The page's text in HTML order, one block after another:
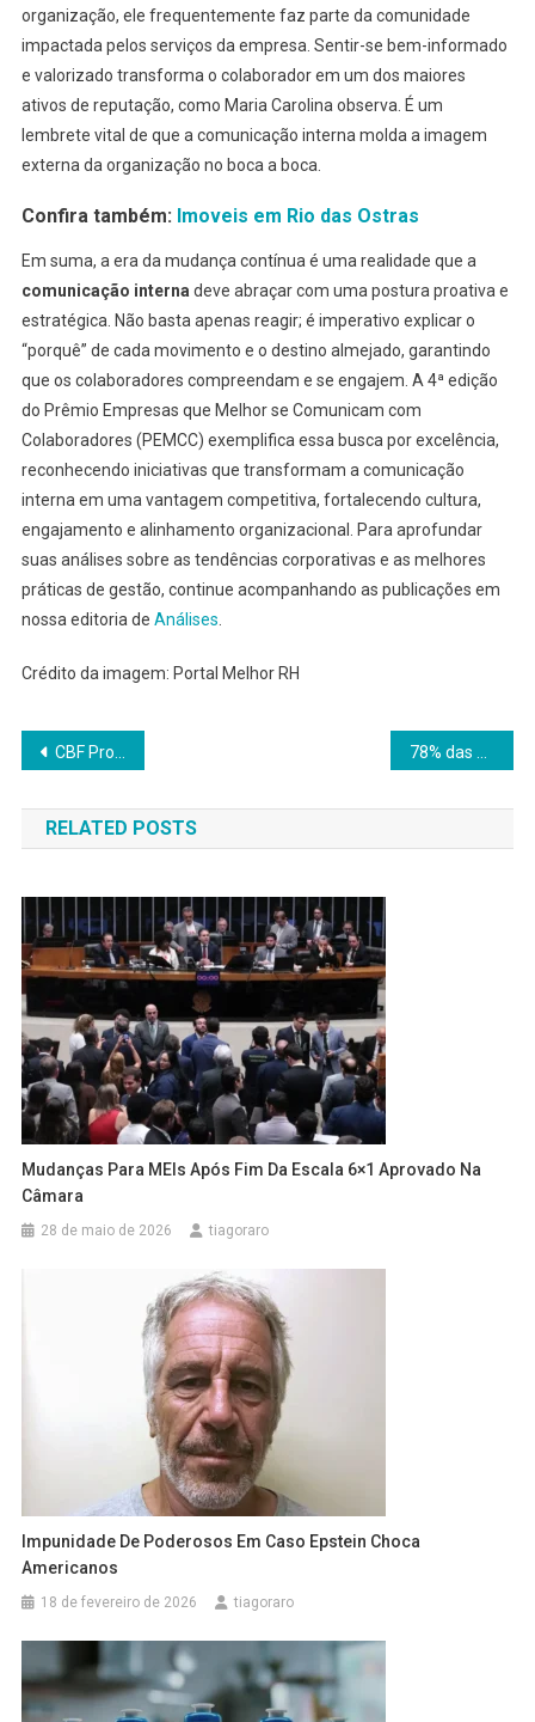
organização, ele frequentemente faz parte da comunidade
impactada pelos serviços da empresa. Sentir-se bem-informado
e valorizado transforma o colaborador em um dos maiores
ativos de reputação, como Maria Carolina observa. É um
lembrete vital de que a comunicação interna molda a imagem
externa da organização no boca a boca.
Confira também: Imoveis em Rio das Ostras
Em suma, a era da mudança contínua é uma realidade que a
comunicação interna deve abraçar com uma postura proativa e
estratégica. Não basta apenas reagir; é imperativo explicar o
“porquê” de cada movimento e o destino almejado, garantindo
que os colaboradores compreendam e se engajem. A 4ª edição
do Prêmio Empresas que Melhor se Comunicam com
Colaboradores (PEMCC) exemplifica essa busca por excelência,
reconhecendo iniciativas que transformam a comunicação
interna em uma vantagem competitiva, fortalecendo cultura,
engajamento e alinhamento organizacional. Para aprofundar
suas análises sobre as tendências corporativas e as melhores
práticas de gestão, continue acompanhando as publicações em
nossa editoria de Análises
Crédito da imagem: Portal Melhor RH
Navegação
de
Post
CBF Protesta na Fifa Contra Gol Anulado de Vini Jr.
RELATED POSTS
Mudanças Para MEIs Após Fim Da Escala 6×1 Aprovado Na
Câmara
28 de maio de 2026 tiagoraro
Impunidade De Poderosos Em Caso Epstein Choca
Americanos
18 de fevereiro de 2026 tiagoraro